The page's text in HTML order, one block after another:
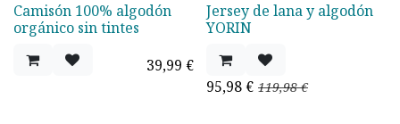
Camisón 100% algodón
orgánico sin tintes
39,99 € Oferta - 20%
Jersey de lana y algodón
YORIN
95,98 € 119,98€